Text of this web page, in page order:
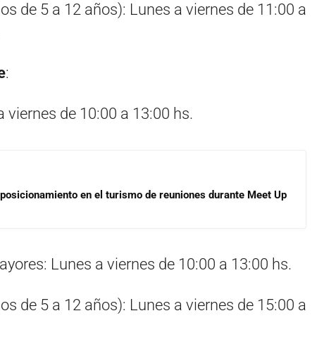
de 5 a 12 años): Lunes a viernes de 11:00 a
:
de 10:00 a 13:00 hs.
en el turismo de reuniones durante Meet Up
Lunes a viernes de 10:00 a 13:00 hs.
de 5 a 12 años): Lunes a viernes de 15:00 a